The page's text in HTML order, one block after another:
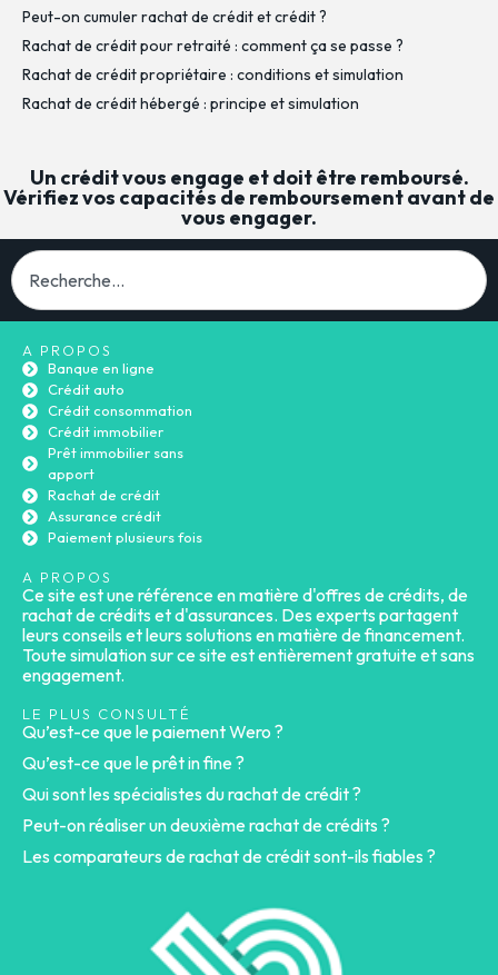
Peut-on cumuler rachat de crédit et crédit ?
Rachat de crédit pour retraité : comment ça se passe ?
Rachat de crédit propriétaire : conditions et simulation
Rachat de crédit hébergé : principe et simulation
Un crédit vous engage et doit être remboursé.
Vérifiez vos capacités de remboursement avant de
vous engager.
A PROPOS
Banque en ligne
Crédit auto
Crédit consommation
Crédit immobilier
Prêt immobilier sans
apport
Rachat de crédit
Assurance crédit
Paiement plusieurs fois
A PROPOS
Ce site est une référence en matière d'offres de crédits, de
rachat de crédits et d'assurances. Des experts partagent
leurs conseils et leurs solutions en matière de financement.
Toute simulation sur ce site est entièrement gratuite et sans
engagement.
LE PLUS CONSULTÉ
Qu’est-ce que le paiement Wero ?
Qu’est-ce que le prêt in fine ?
Qui sont les spécialistes du rachat de crédit ?
Peut-on réaliser un deuxième rachat de crédits ?
Les comparateurs de rachat de crédit sont-ils fiables ?